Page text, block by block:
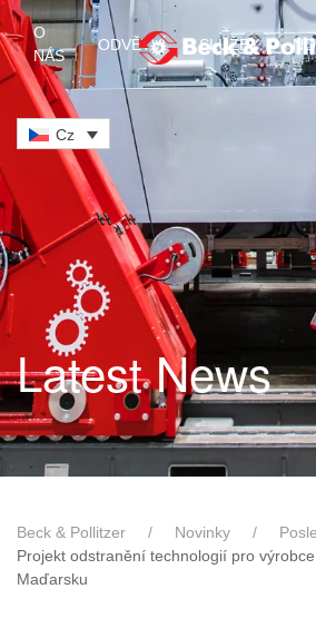
Skip to main content
O
NÁS
ODVĚTVÍ SLUŽBY
Cz
Latest News
Beck & Pollitzer Novinky
Projekt odstranění technologií pro
Maďarsku